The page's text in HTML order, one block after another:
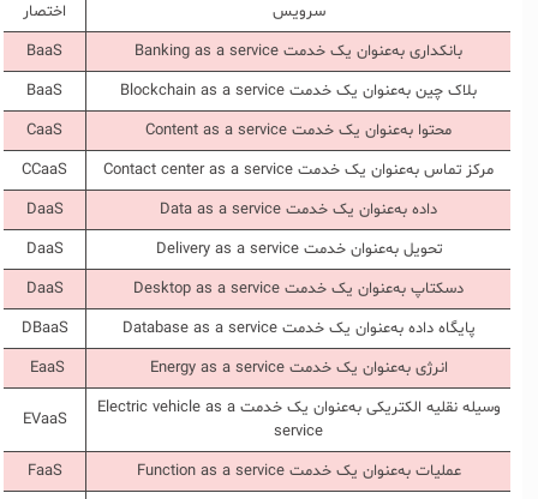
سرویس
اختصار
بانکداری به‌عنوان یک خدمت Banking as a service
BaaS
بلاک چین به‌عنوان یک خدمت Blockchain as a service
BaaS
محتوا به‌عنوان یک خدمت Content as a service
CaaS
مرکز تماس به‌عنوان یک خدمت Contact center as a service
CCaaS
داده به‌عنوان یک خدمت Data as a service
DaaS
تحویل به‌عنوان خدمت Delivery as a service
DaaS
دسکتاپ به‌عنوان یک خدمت Desktop as a service
DaaS
پایگاه داده به‌عنوان یک خدمت Database as a service
DBaaS
انرژی به‌عنوان یک خدمت Energy as a service
EaaS
وسیله نقلیه الکتریکی به‌عنوان یک خدمت Electric vehicle as a
service
EVaaS
عملیات به‌عنوان یک خدمت Function as a service
FaaS